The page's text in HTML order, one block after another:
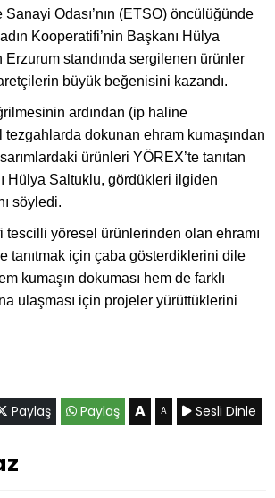
Odası’nın (ETSO) öncülüğünde
Kooperatifi’nin Başkanı Hülya
Erzurum standında sergilenen ürünler
büyük beğenisini kazandı.
ardından (ip haline
dokunan ehram kumaşından
ürünleri YÖREX’te tanıtan
Hülya Saltuklu, gördükleri ilgiden
söyledi.
tescilli yöresel ürünlerinden olan ehramı
tanıtmak için çaba gösterdiklerini dile
kumaşın dokuması hem de farklı
ulaşması için projeler yürüttüklerini
Paylaş Paylaş A A Sesli Dinle